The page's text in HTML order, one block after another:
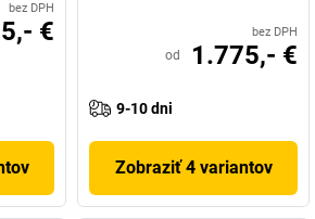
bez DPH
€ bez DPH
od 1.775,- €
9-10 dni
Zobraziť 4 variantov